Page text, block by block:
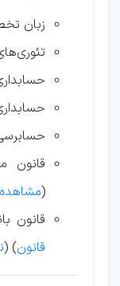
زبان
قانون
(
قانون
قانون) (